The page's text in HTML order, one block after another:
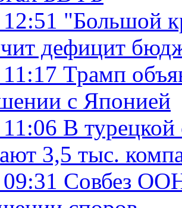
"Большой
дефицит
Трамп
с Японией
В
3,5 тыс.
Совбез